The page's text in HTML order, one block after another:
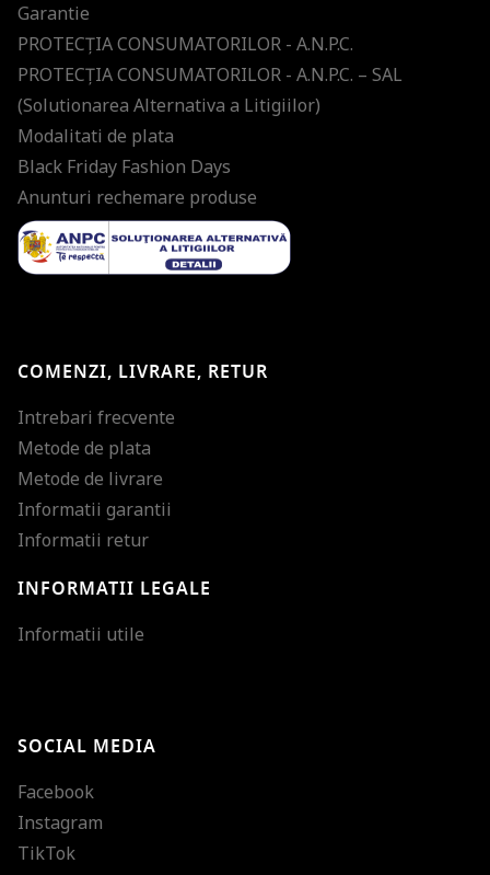
Garantie
PROTECŢIA CONSUMATORILOR - A.N.P.C.
PROTECŢIA CONSUMATORILOR - A.N.P.C. – SAL
(Solutionarea Alternativa a Litigiilor)
Modalitati de plata
Black Friday Fashion Days
Anunturi rechemare produse
COMENZI, LIVRARE, RETUR
Intrebari frecvente
Metode de plata
Metode de livrare
Informatii garantii
Informatii retur
INFORMATII LEGALE
Informatii utile
SOCIAL MEDIA
Facebook
Instagram
TikTok